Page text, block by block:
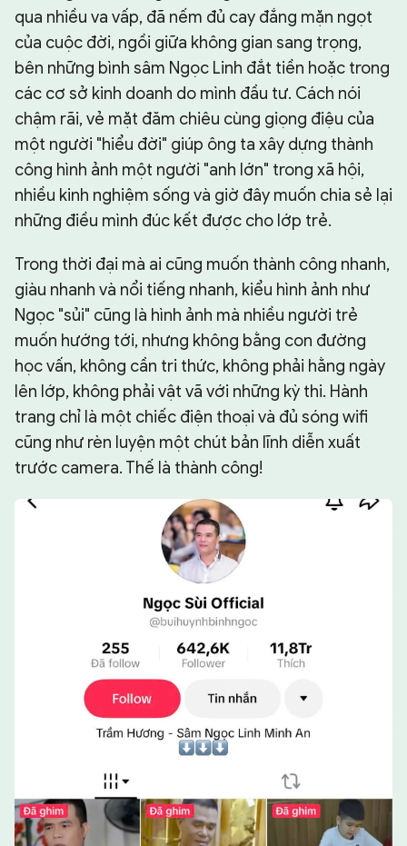
qua nhiều va vấp, đã nếm đủ cay đắng mặn ngọt
của cuộc đời, ngồi giữa không gian sang trọng,
bên những bình sâm Ngọc Linh đắt tiền hoặc trong
các cơ sở kinh doanh do mình đầu tư. Cách nói
chậm rãi, vẻ mặt đăm chiêu cùng giọng điệu của
một người "hiểu đời" giúp ông ta xây dựng thành
công hình ảnh một người "anh lớn" trong xã hội,
nhiều kinh nghiệm sống và giờ đây muốn chia sẻ lại
những điều mình đúc kết được cho lớp trẻ.
Trong thời đại mà ai cũng muốn thành công nhanh,
giàu nhanh và nổi tiếng nhanh, kiểu hình ảnh như
Ngọc "sủi" cũng là hình ảnh mà nhiều người trẻ
muốn hướng tới, nhưng không bằng con đường
học vấn, không cần tri thức, không phải hằng ngày
lên lớp, không phải vật vã với những kỳ thi. Hành
trang chỉ là một chiếc điện thoại và đủ sóng wifi
cũng như rèn luyện một chút bản lĩnh diễn xuất
trước camera. Thế là thành công!